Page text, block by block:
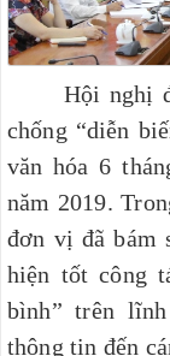
Hội nghị đã
chống “diễn
văn hóa 6
năm 2019.
đơn vị đã bám
hiện tốt công
bình” trên
thông tin đến